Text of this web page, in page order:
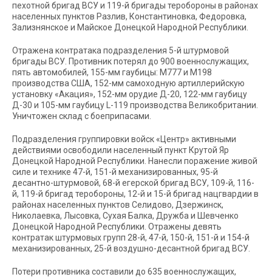
пехотной бригад ВСУ и 119-й бригады теробороны в районах
населенных пунктов Разлив, Константиновка, Федоровка,
Зализнянское и Майское Донецкой Народной Республики.
Отражена контратака подразделения 5-й штурмовой
бригады ВСУ. Противник потерял до 900 военнослужащих,
пять автомобилей, 155-мм гаубицы: М777 и М198
производства США, 152-мм самоходную артиллерийскую
установку «Акация», 152-мм орудие Д-20, 122-мм гаубицу
Д-30 и 105-мм гаубицу L-119 производства Великобритании.
Уничтожен склад с боеприпасами.
Подразделения группировки войск «Центр» активными
действиями освободили населенный пункт Крутой Яр
Донецкой Народной Республики. Нанесли поражение живой
силе и технике 47-й, 151-й механизированных, 95-й
десантно-штурмовой, 68-й егерской бригад ВСУ, 109-й, 116-
й, 119-й бригад теробороны, 12-й и 15-й бригад нацгвардии в
районах населенных пунктов Селидово, Дзержинск,
Николаевка, Лысовка, Сухая Балка, Дружба и Шевченко
Донецкой Народной Республики. Отражены девять
контратак штурмовых групп 28-й, 47-й, 150-й, 151-й и 154-й
механизированных, 25-й воздушно-десантной бригад ВСУ.
Потери противника составили до 635 военнослужащих,